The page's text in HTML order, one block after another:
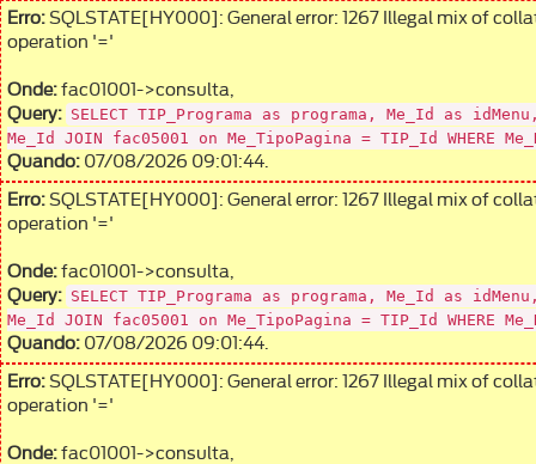
Erro: SQLSTATE[HY000]: General error: 1267 Illegal mix of
operation '='
Onde: fac01001->consulta,
Query: SELECT TIP_Programa as programa, Me_Id as
Me_Id JOIN fac05001 on Me_TipoPagina = TIP_Id WHERE
Quando: 07/08/2026 09:01:44.
Erro: SQLSTATE[HY000]: General error: 1267 Illegal mix of
operation '='
Onde: fac01001->consulta,
Query: SELECT TIP_Programa as programa, Me_Id as
Me_Id JOIN fac05001 on Me_TipoPagina = TIP_Id WHERE
Quando: 07/08/2026 09:01:44.
Erro: SQLSTATE[HY000]: General error: 1267 Illegal mix of
operation '='
Onde: fac01001->consulta,